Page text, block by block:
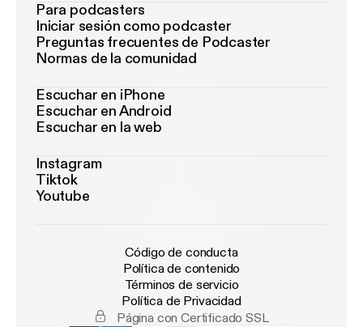
Para podcasters
Iniciar sesión como podcaster
Preguntas frecuentes de Podcaster
Normas de la comunidad
Escuchar en iPhone
Escuchar en Android
Escuchar en la web
Instagram
Tiktok
Youtube
Código de conducta
Política de contenido
Términos de servicio
Política de Privacidad
Página con Certificado SSL